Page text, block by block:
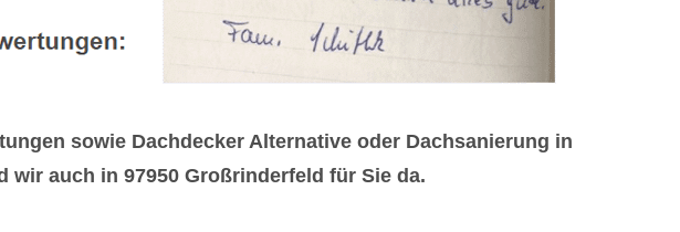
sowie Dachdecker Alternative oder Dachsanierung in
wir auch in 97950 Großrinderfeld für Sie da.